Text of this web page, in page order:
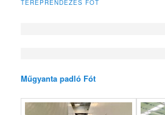
TEREPRENDEZÉS FÓT
Műgyanta padló Fót